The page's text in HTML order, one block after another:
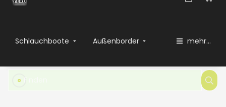
Schlauchboote Außenborder mehr...